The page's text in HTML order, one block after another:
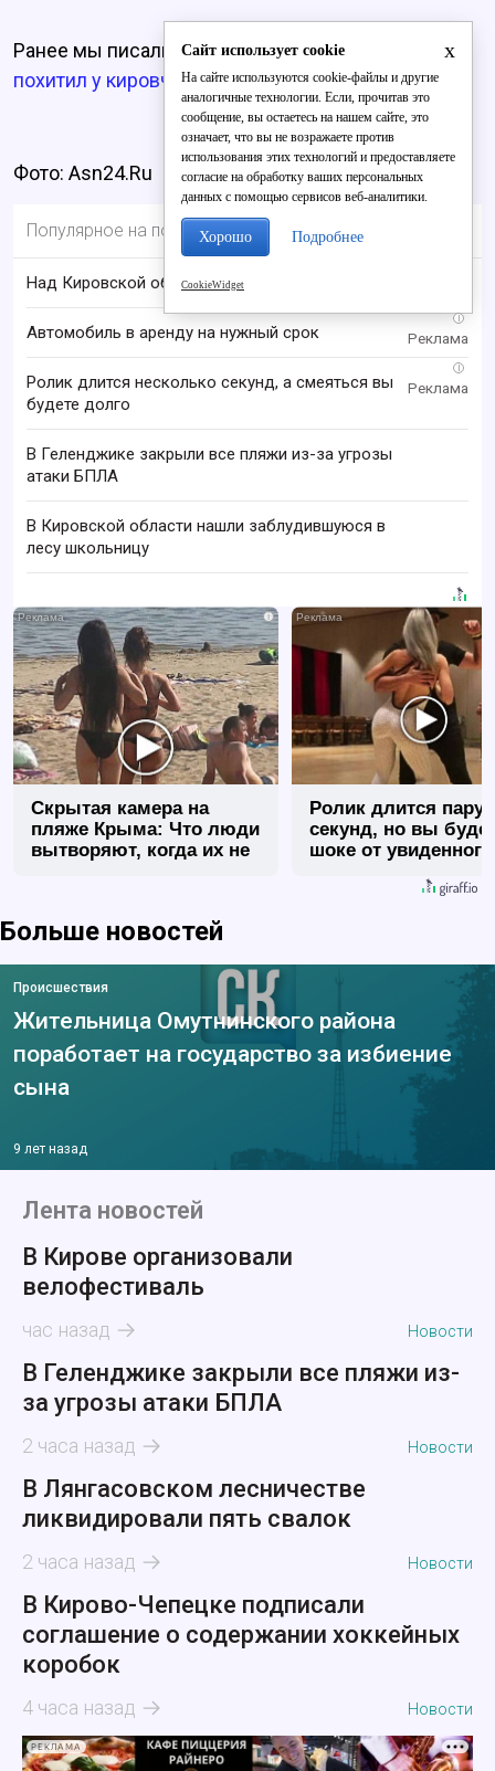
Ранее мы писали о том, что«сотрудник банка»
похитил у кировчанина 10 тысяч рублей.
Фото: Asn24.Ru
Популярное на портале
Над Кировской областью сбили БПЛА
i
Автомобиль в аренду на нужный срок
i
Ролик длится несколько секунд, а смеяться вы
будете долго
В Геленджике закрыли все пляжи из-за угрозы
атаки БПЛА
В Кировской области нашли заблудившуюся в
лесу школьницу
i
Скрытая камера на
пляже Крыма: Что люди
вытворяют, когда их не
Ролик длится пару
секунд, но вы
шоке от увиденного
Больше новостей
Происшествия
Жительница Омутнинского района
поработает на государство за избиение
сына
9 лет назад
Лента новостей
В Кирове организовали
велофестиваль
час назад Новости
В Геленджике закрыли все пляжи из-
за угрозы атаки БПЛА
2 часа назад Новости
В Лянгасовском лесничестве
ликвидировали пять свалок
2 часа назад Новости
В Кирово-Чепецке подписали
соглашение о содержании хоккейных
коробок
4 часа назад Новости
РЕКЛАМА
x
Сайт использует cookie
На сайте используются cookie-файлы и другие
аналогичные технологии. Если, прочитав это
сообщение, вы остаетесь на нашем сайте, это
означает, что вы не возражаете против
использования этих технологий и предоставляете
согласие на обработку ваших персональных
данных с помощью сервисов веб-аналитики.
Хорошо Подробнее
CookieWidget